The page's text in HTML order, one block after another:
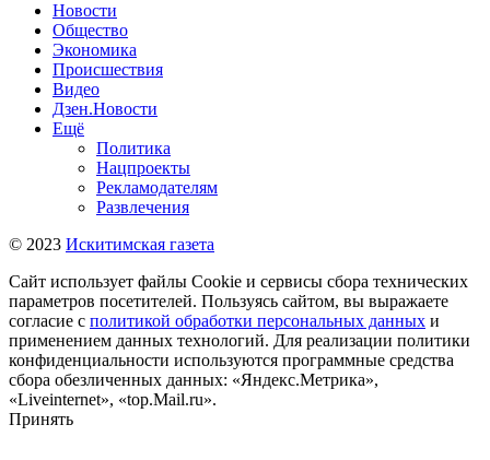
Новости
Общество
Экономика
Происшествия
Видео
Дзен.Новости
Ещё
Политика
Нацпроекты
Рекламодателям
Развлечения
© 2023 Искитимская газета
Сайт использует файлы Cookie и сервисы сбора технических
параметров посетителей. Пользуясь сайтом, вы выражаете
согласие с политикой обработки персональных данных и
применением данных технологий. Для реализации политики
конфиденциальности используются программные средства
сбора обезличенных данных: «Яндекс.Метрика»,
«Liveinternet», «top.Mail.ru».
Принять